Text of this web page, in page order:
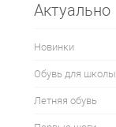
Актуально
Новинки
Обувь для школы
Летняя обувь